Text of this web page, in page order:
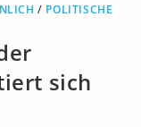
/ POLITISCHE
sich